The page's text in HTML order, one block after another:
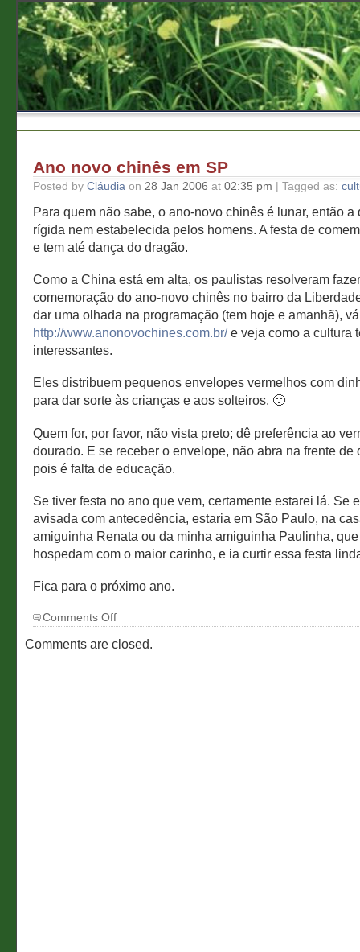
Ano novo chinês em SP
Posted by Cláudia on 28 Jan 2006 at 02:35 pm | Tagged as:
Para quem não sabe, o ano-novo chinês é lunar, então a
rígida nem estabelecida pelos homens. A festa de
e tem até dança do dragão.
Como a China está em alta, os paulistas resolveram
comemoração do ano-novo chinês no bairro da
dar uma olhada na programação (tem hoje e amanhã),
http://www.anonovochines.com.br/e veja como a cultura
interessantes.
Eles distribuem pequenos envelopes vermelhos com
para dar sorte às crianças e aos solteiros. 🙂
Quem for, por favor, não vista preto; dê preferência ao
dourado. E se receber o envelope, não abra na frente de
pois é falta de educação.
Se tiver festa no ano que vem, certamente estarei lá. Se
avisada com antecedência, estaria em São Paulo, na
amiguinha Renata ou da minha amiguinha Paulinha,
hospedam com o maior carinho, e ia curtir essa festa
Fica para o próximo ano.
Comments Offon
Ano
novo
Comments are closed.